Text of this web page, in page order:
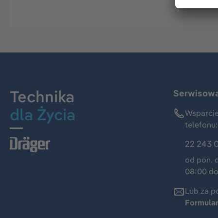
Technika
dla Życia
telefonu:
22 243
od pon.
08:00
Lub za